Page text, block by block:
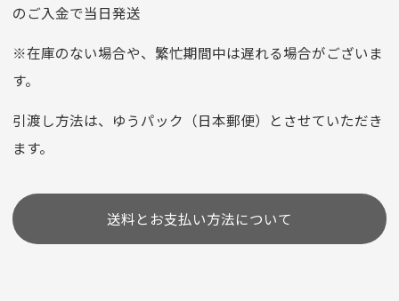
クレジットカード
選びいただけない場合がございます。
のご入金で当日発送
※在庫のない場合や、繁忙期間中は遅れる場合がございま
す。
引渡し方法は、ゆうパック（日本郵便）とさせていただき
ます。
送料とお支払い方法について